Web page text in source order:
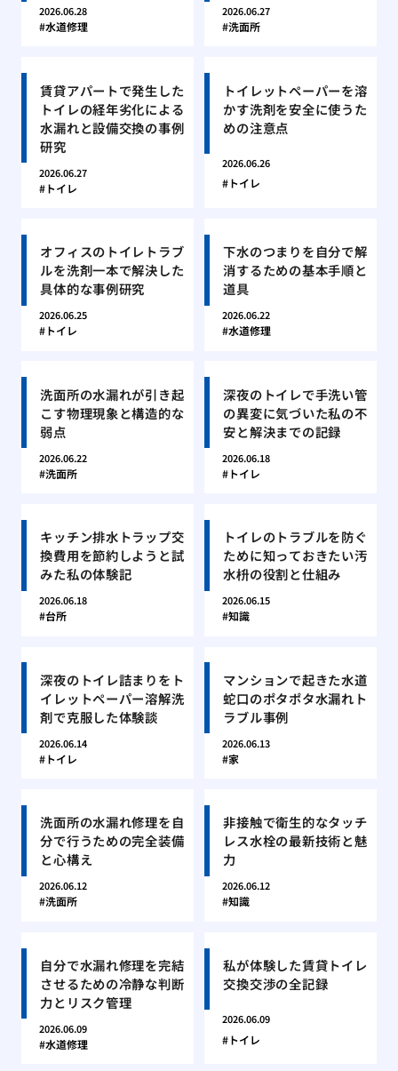
2026.06.28
水道修理
2026.06.27
洗面所
賃貸アパートで発生した
トイレの経年劣化による
水漏れと設備交換の事例
研究
2026.06.27
トイレ
トイレットペーパーを溶
かす洗剤を安全に使うた
めの注意点
2026.06.26
トイレ
オフィスのトイレトラブ
ルを洗剤一本で解決した
具体的な事例研究
2026.06.25
トイレ
下水のつまりを自分で解
消するための基本手順と
道具
2026.06.22
水道修理
洗面所の水漏れが引き起
こす物理現象と構造的な
弱点
2026.06.22
洗面所
深夜のトイレで手洗い管
の異変に気づいた私の不
安と解決までの記録
2026.06.18
トイレ
キッチン排水トラップ交
換費用を節約しようと試
みた私の体験記
2026.06.18
台所
トイレのトラブルを防ぐ
ために知っておきたい汚
水枡の役割と仕組み
2026.06.15
知識
深夜のトイレ詰まりをト
イレットペーパー溶解洗
剤で克服した体験談
2026.06.14
トイレ
マンションで起きた水道
蛇口のポタポタ水漏れト
ラブル事例
2026.06.13
家
洗面所の水漏れ修理を自
分で行うための完全装備
と心構え
2026.06.12
洗面所
非接触で衛生的なタッチ
レス水栓の最新技術と魅
力
2026.06.12
知識
自分で水漏れ修理を完結
させるための冷静な判断
力とリスク管理
2026.06.09
水道修理
私が体験した賃貸トイレ
交換交渉の全記録
2026.06.09
トイレ